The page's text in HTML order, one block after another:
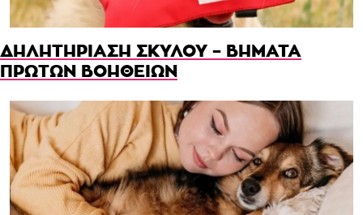
ΔΗΛΗΤΗΡΙΑΣΗ ΣΚΥΛΟΥ – ΒΗΜΑΤΑ
ΠΡΩΤΩΝ ΒΟΗΘΕΙΩΝ